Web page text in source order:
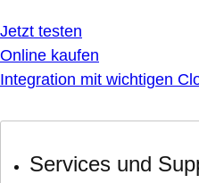
Jetzt testen
Online kaufen
Integration mit wichtigen
Services und